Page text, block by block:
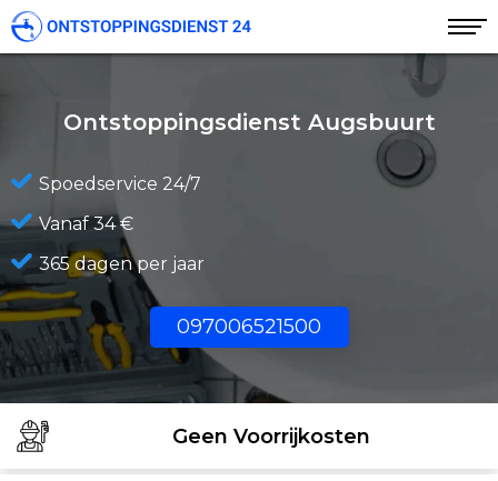
Ontstoppingsdienst Augsbuurt
Spoedservice 24/7
Vanaf 34 €
365 dagen per jaar
097006521500
Geen Voorrijkosten